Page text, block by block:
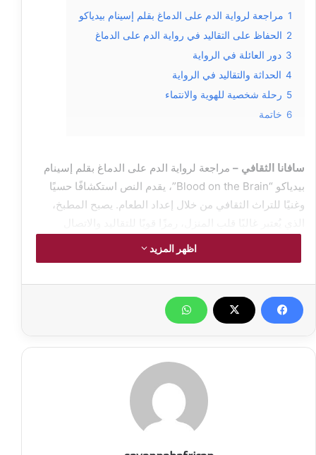
1 مراجعة لرواية الدم على الدماغ بقلم إسينام بيدياكو
2 الحفاظ على التقاليد في رواية الدم على الدماغ
3 دور العائلة في الرواية
4 الحداثة والتقاليد في الرواية
5 رحلة شخصية للهوية والانتماء
6 خاتمة
سافانا الثقافي – مراجعة لرواية الدم على الدماغ بقلم إسينام
بيدياكو “Blood on the Brain” ، يقدم النص استكشافًا حسيًا
وغنيًا للتراث الثقافي من خلال إعداد الطعام. يصبح المطبخ،
والهوية في هذا السرد. تجربة البطلة في الطهي مع العمة
فيرجي والعمة جيفتي ليست مجرد درس في فنون الطهي؛ بل
مراجعة لرواية الدم على الدماغ بقلم
إسينام بيدياكو
منذ البداية توصف الكاتبة المطبخ كمكان غامر، حيث تخلق
الحرارة ورائحة الأطعمة المطبوخة جوًا شبه مختنق. هذا الجو
المكثف يعكس التعقيد الثقافية التي يتم ممارستها داخله. يرمز
المطبخ، بنشاطه المحموم، إلى الاندماج الثقافي بين الثقافات
اظهر المزيد